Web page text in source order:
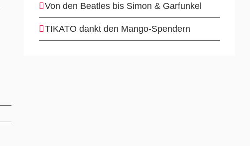
Von den Beatles bis Simon & Garfunkel
TIKATO dankt den Mango-Spendern